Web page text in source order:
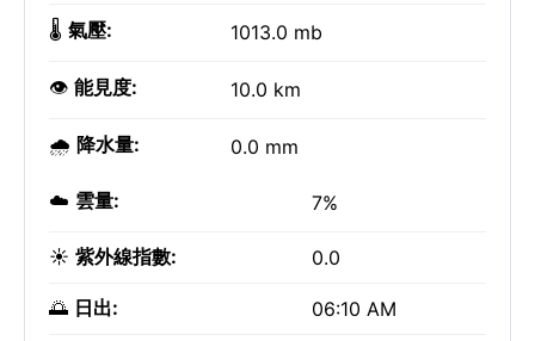
🌡️ 氣壓: 1013.0 mb
👁️ 能見度: 10.0 km
🌧️ 降水量: 0.0 mm
☁️ 雲量: 7%
☀️ 紫外線指數: 0.0
🌅 日出: 06:10 AM